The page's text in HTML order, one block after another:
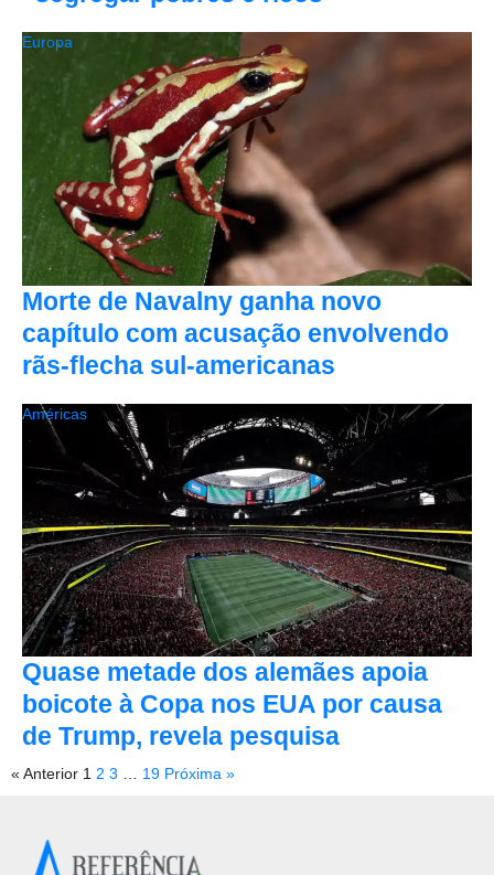
Morte de Navalny ganha novo
capítulo com acusação envolvendo
rãs-flecha sul-americanas
Europa
Quase metade dos alemães apoia
boicote à Copa nos EUA por causa
de Trump, revela pesquisa
Américas
« Anterior 1 2 3 … 19 Próxima »